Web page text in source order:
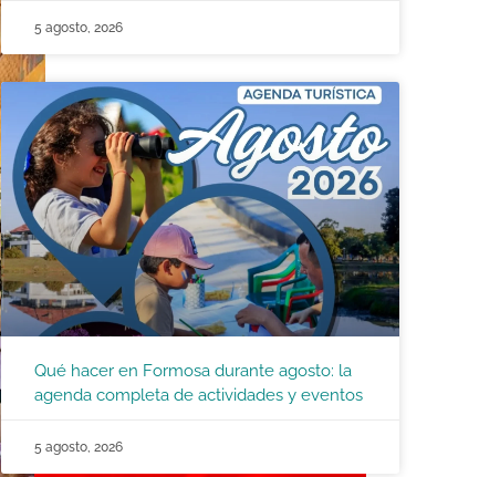
5 agosto, 2026
Qué hacer en Formosa durante agosto: la
agenda completa de actividades y eventos
5 agosto, 2026